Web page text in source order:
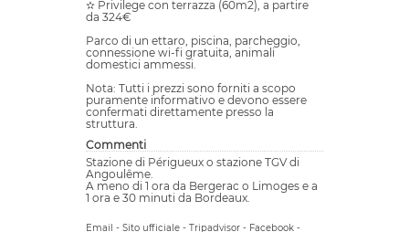
✫ Privilege con terrazza (60m2), a partire
da 324€
Parco di un ettaro, piscina, parcheggio,
connessione wi-fi gratuita, animali
domestici ammessi.
Nota: Tutti i prezzi sono forniti a scopo
puramente informativo e devono essere
confermati direttamente presso la
struttura.
Commenti
Stazione di Périgueux o stazione TGV di
Angoulême.
A meno di 1 ora da Bergerac o Limoges e a
1 ora e 30 minuti da Bordeaux.
Email - Sito ufficiale - Tripadvisor - Facebook -